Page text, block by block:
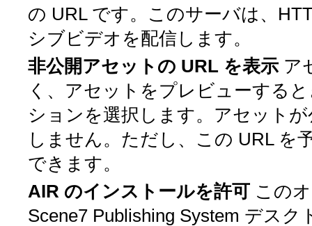
の URL です。このサーバは、
シブビデオを配信します。
非公開アセットの URL を表示 ア
く、アセットをプレビューする
ションを選択します。アセット
しません。ただし、この URL を
できます。
AIR のインストールを許可 この
Scene7 Publishing System デス